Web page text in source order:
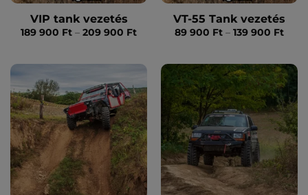
VIP tank vezetés
189 900 Ft – 209 900 FtÁrtartomány:
209
VT-55 Tank vezetés
89 900 Ft – 139 900 Ft
139
900